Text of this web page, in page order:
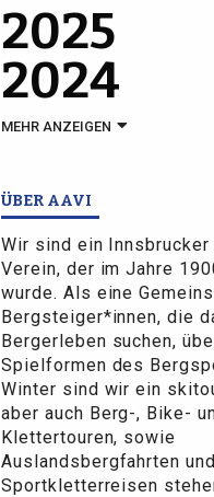
2025
2024
MEHR ANZEIGEN
ÜBER AAVI
Wir sind ein
Verein, der im Jahre
wurde. Als eine
Bergsteiger*innen, die
Bergerleben suchen,
Spielformen des
Winter sind wir ein
aber auch Berg-, Bike-
Klettertouren, sowie
Auslandsbergfahrten und
Sportkletterreisen